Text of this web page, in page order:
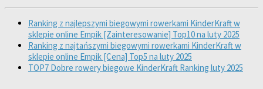
Ranking z najlepszymi biegowymi rowerkami KinderKraft w
sklepie online Empik [Zainteresowanie] Top10 na luty 2025
Ranking z najtańszymi biegowymi rowerkami KinderKraft w
sklepie online Empik [Cena] Top5 na luty 2025
TOP7 Dobre rowery biegowe KinderKraft Ranking luty 2025